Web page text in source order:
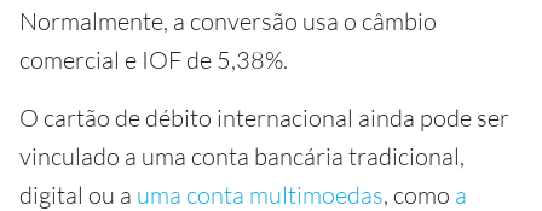
Normalmente, a conversão usa o câmbio
comercial e IOF de 5,38%.
O cartão de débito internacional ainda pode ser
vinculado a uma conta bancária tradicional,
digital ou a uma conta multimoedas, como a